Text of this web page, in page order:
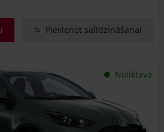
Pievienot salīdzināšanai
Noliktavā